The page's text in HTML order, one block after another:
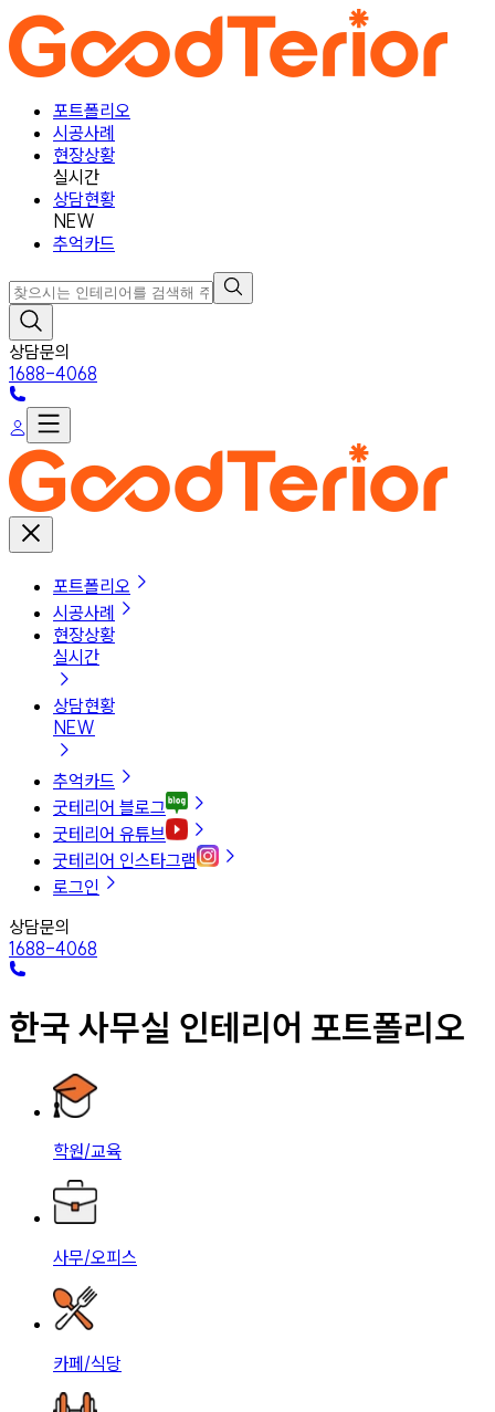
포트폴리오
시공사례
현장상황
실시간
상담현황
NEW
추억카드
상담문의
1688-4068
포트폴리오
시공사례
현장상황
실시간
상담현황
NEW
추억카드
굿테리어 블로그
굿테리어 유튜브
굿테리어 인스타그램
로그인
상담문의
1688-4068
한국 사무실 인테리어 포트폴리오
학원/교육
사무/오피스
카페/식당